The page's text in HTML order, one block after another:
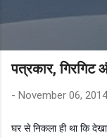
पत्रकार,
- November 06, 2014
घर से निकला ही था कि